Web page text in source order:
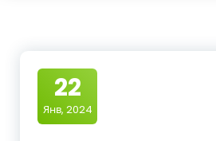
22
Янв, 2024